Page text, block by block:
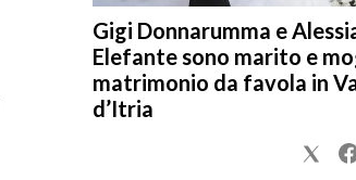
Gigi Donnarumma e
Elefante sono marito e
matrimonio da favola in
d’Itria